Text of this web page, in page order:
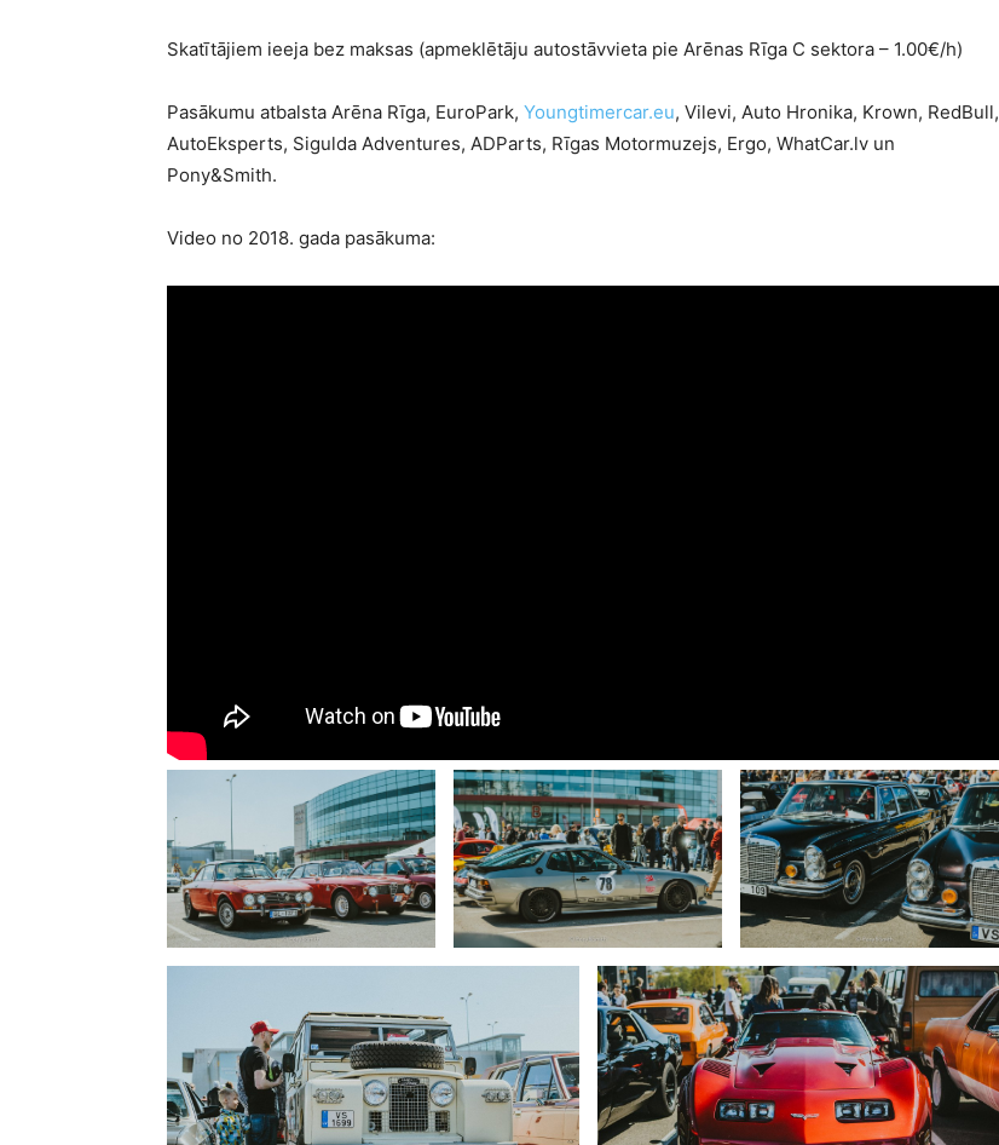
Skatītājiem ieeja bez maksas (apmeklētāju autostāvvieta pie Arēnas Rīga C sektora – 1.00€/h)
Pasākumu atbalsta Arēna Rīga, EuroPark, Youngtimercar.eu, Vilevi, Auto Hronika, Krown, RedBull,
AutoEksperts, Sigulda Adventures, ADParts, Rīgas Motormuzejs, Ergo, WhatCar.lv un
Pony&Smith.
Video no 2018. gada pasākuma: